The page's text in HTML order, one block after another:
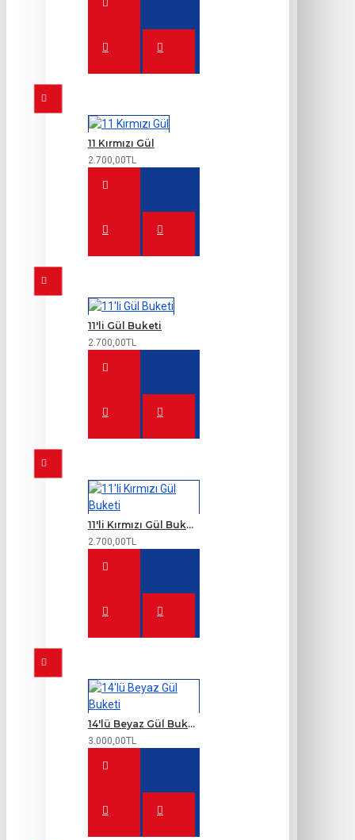
11 Kırmızı Gül
2.700,00TL
11'li Gül Buketi
2.700,00TL
11'li Kırmızı Gül Buketi
2.700,00TL
14'lü Beyaz Gül Buketi
3.000,00TL